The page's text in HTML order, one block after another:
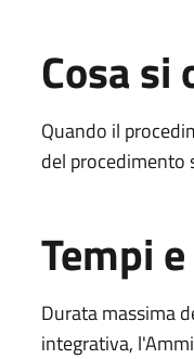
Cosa
Quando il
del procedimento
Tempi
Durata massima
integrativa,